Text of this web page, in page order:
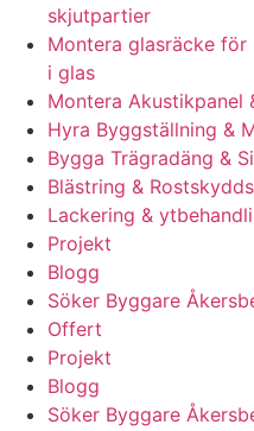
skjutpartier
Montera glasräcke
i glas
Montera Akustikpanel
Hyra Byggställning &
Bygga Trägradäng &
Blästring &
Lackering &
Projekt
Blogg
Söker Byggare
Offert
Projekt
Blogg
Söker Byggare